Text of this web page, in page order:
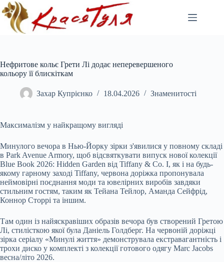
Перейти
до
вмісту
Нефритове кольє Грети Лі додає неперевершеного
кольору її блискіткам
Захар Купрієнко 18.04.2026 Знаменитості
Максималізм у найкращому вигляді
Минулого вечора в Нью-Йорку зірки з'явилися у повному складі
в Park Avenue Armory, щоб відсвяткувати випуск нової колекції
Blue Book 2026: Hidden Garden від Tiffany & Co. І, як і на будь-
якому гарному заході Tiffany, червона доріжка пропонувала
неймовірні поєднання моди та ювелірних виробів завдяки
стильним гостям, таким як Тейана Тейлор, Аманда Сейфрід,
Коннор Сторрі та іншим.
Там один із найяскравіших образів вечора був створений Гретою
Лі, стилісткою якої була Даніель Голдберг. На червоній доріжці
зірка серіалу «Минулі життя» демонструвала екстравагантність і
трохи диско у комплекті з колекції готового одягу Marc Jacobs
весна/літо 2026.